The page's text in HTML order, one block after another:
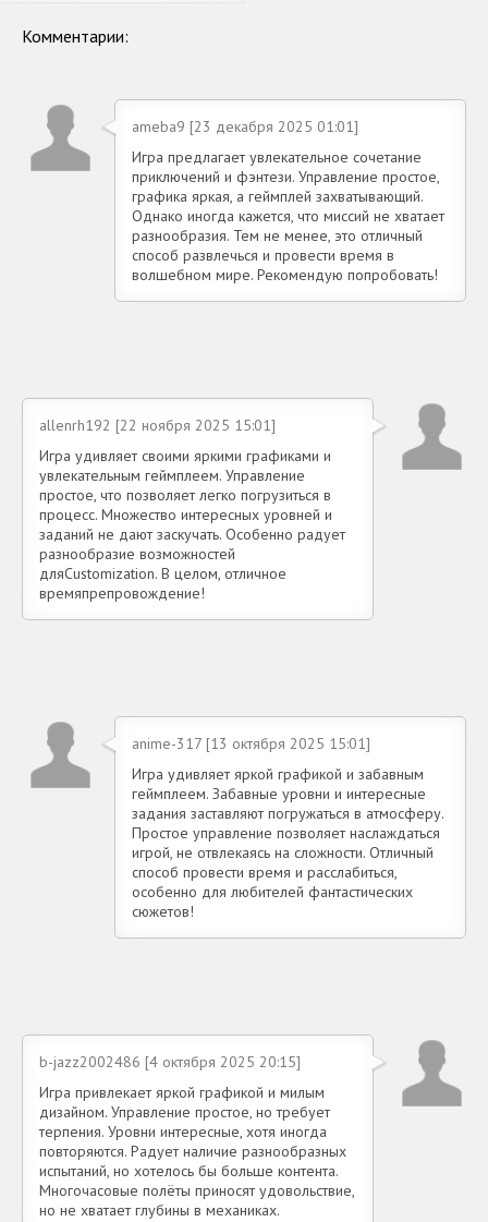
Комментарии:
ameba9 [23 декабря 2025 01:01]
Игра предлагает увлекательное сочетание
приключений и фэнтези. Управление простое,
графика яркая, а геймплей захватывающий.
Однако иногда кажется, что миссий не хватает
разнообразия. Тем не менее, это отличный
способ развлечься и провести время в
волшебном мире. Рекомендую попробовать!
allenrh192 [22 ноября 2025 15:01]
Игра удивляет своими яркими графиками и
увлекательным геймплеем. Управление
простое, что позволяет легко погрузиться в
процесс. Множество интересных уровней и
заданий не дают заскучать. Особенно радует
разнообразие возможностей
дляCustomization. В целом, отличное
времяпрепровождение!
anime-317 [13 октября 2025 15:01]
Игра удивляет яркой графикой и забавным
геймплеем. Забавные уровни и интересные
задания заставляют погружаться в атмосферу.
Простое управление позволяет наслаждаться
игрой, не отвлекаясь на сложности. Отличный
способ провести время и расслабиться,
особенно для любителей фантастических
сюжетов!
b-jazz2002486 [4 октября 2025 20:15]
Игра привлекает яркой графикой и милым
дизайном. Управление простое, но требует
терпения. Уровни интересные, хотя иногда
повторяются. Радует наличие разнообразных
испытаний, но хотелось бы больше контента.
Многочасовые полёты приносят удовольствие,
но не хватает глубины в механиках.